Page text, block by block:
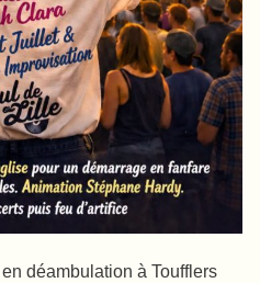
déambulation à Toufflers